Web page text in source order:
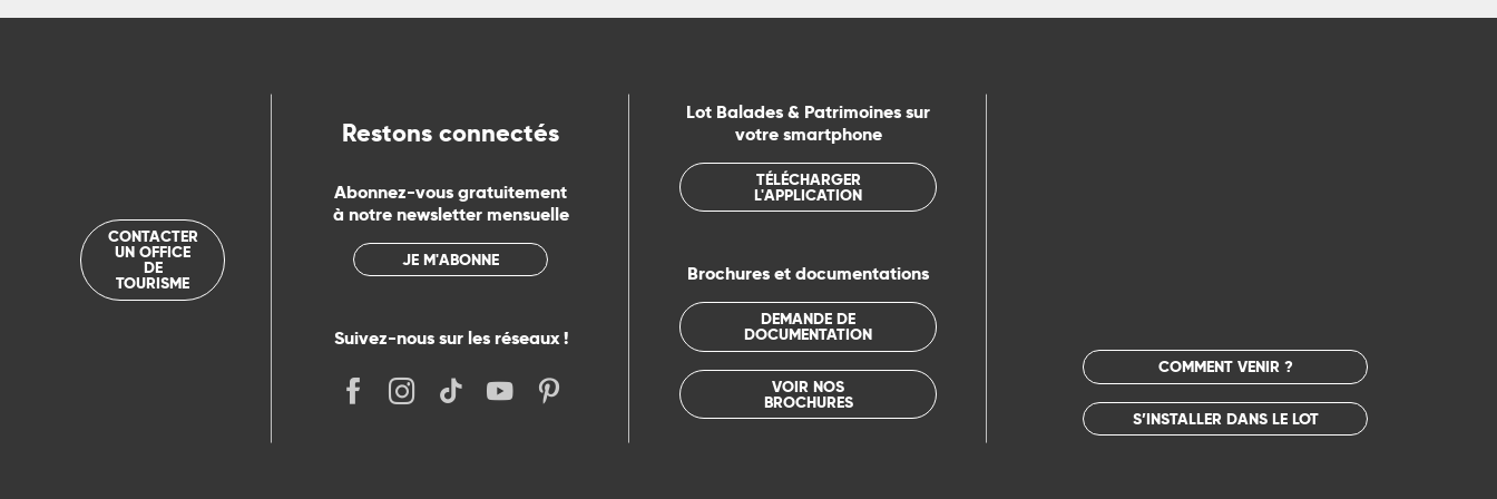
CONTACTER
UN OFFICE
DE
TOURISME
Restons connectés
Abonnez-vous gratuitement
à notre newsletter mensuelle
JE M'ABONNE
Suivez-nous sur les réseaux !
Lot Balades & Patrimoines sur
votre smartphone
TÉLÉCHARGER
L'APPLICATION
Brochures et documentations
DEMANDE DE
DOCUMENTATION
VOIR NOS
BROCHURES
COMMENT VENIR ?
S’INSTALLER DANS LE LOT